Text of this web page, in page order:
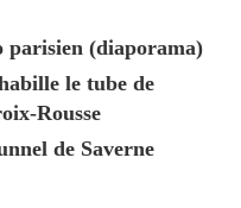
parisien (diaporama)
le tube de
Rousse
de Saverne